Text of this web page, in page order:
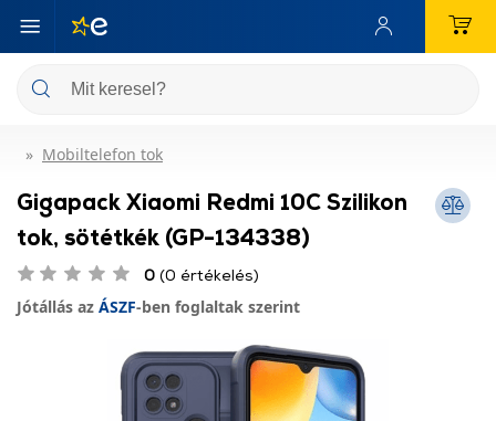
Mobiltelefon tok
Gigapack Xiaomi Redmi 10C Szilikon
tok, sötétkék (GP-134338)
0 (0 értékelés)
Jótállás az ÁSZF-ben foglaltak szerint